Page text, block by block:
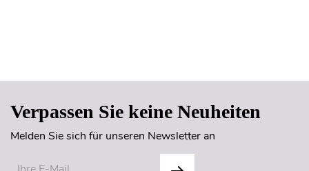
Verpassen Sie keine Neuheiten
Melden Sie sich für unseren Newsletter an